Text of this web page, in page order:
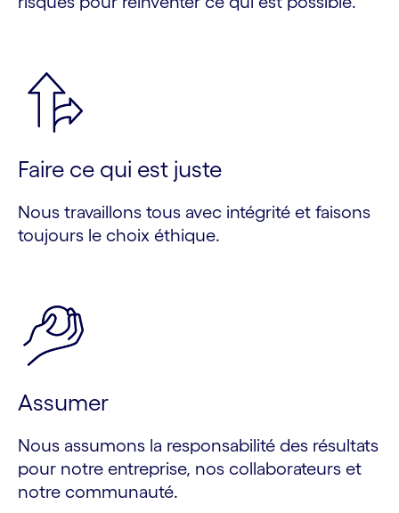
Faire ce qui est juste
Nous travaillons tous avec intégrité et faisons
toujours le choix éthique.
Assumer
Nous assumons la responsabilité des résultats
pour notre entreprise, nos collaborateurs et
notre communauté.